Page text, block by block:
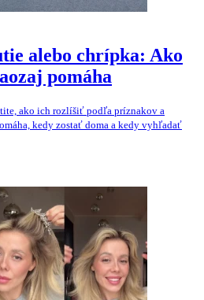
alebo chrípka: Ako
pomáha
ako ich rozlíšiť podľa príznakov a
kedy zostať doma a kedy vyhľadať